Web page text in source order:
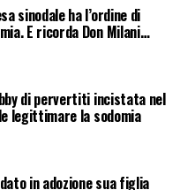
sinodale ha l’ordine di
E ricorda Don Milani…
di pervertiti incistata nel
legittimare la sodomia
in adozione sua figlia